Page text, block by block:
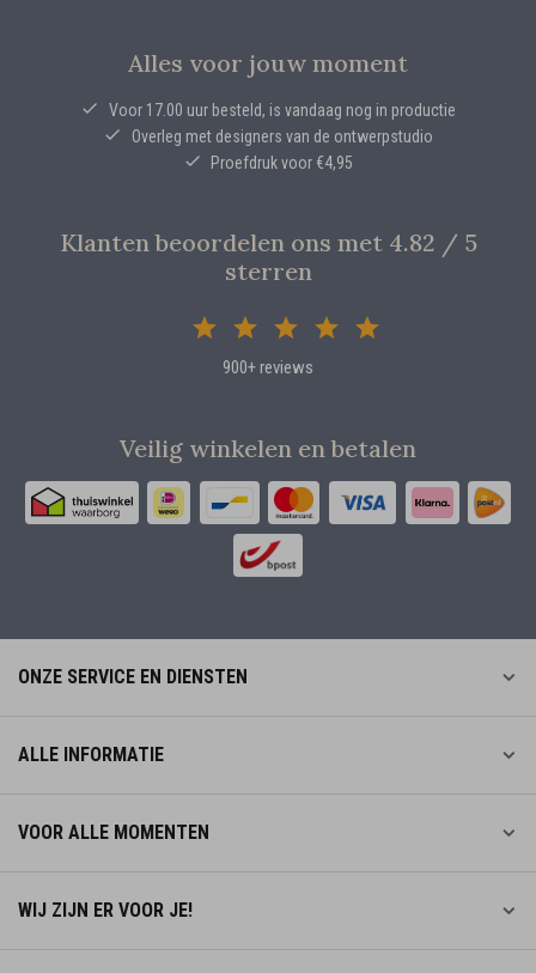
Alles voor jouw moment
Voor 17.00 uur besteld, is vandaag nog in productie
Overleg met designers van de ontwerpstudio
Proefdruk voor €4,95
Klanten beoordelen ons met 4.82 / 5
sterren
900+ reviews
Veilig winkelen en betalen
ONZE SERVICE EN DIENSTEN
ALLE INFORMATIE
VOOR ALLE MOMENTEN
WIJ ZIJN ER VOOR JE!